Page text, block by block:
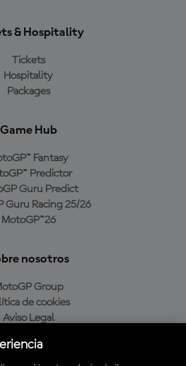
& Hospitality
Tickets
Hospitality
Packages
Game Hub
Fantasy
Predictor
Guru Predict
Guru Racing 25/26
MotoGP™26
nosotros
Group
de cookies
Aviso Legal
de compra